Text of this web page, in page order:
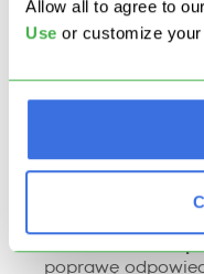
Allow all to agree to our
Use or customize
kluczowych
Automatyzacja
Możliwość
poprawę